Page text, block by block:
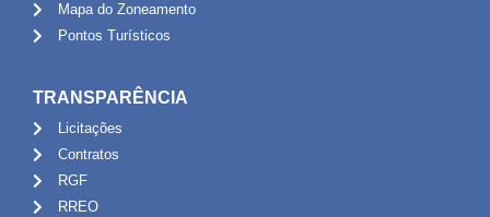
Mapa do Zoneamento
Pontos Turísticos
TRANSPARÊNCIA
Licitações
Contratos
RGF
RREO